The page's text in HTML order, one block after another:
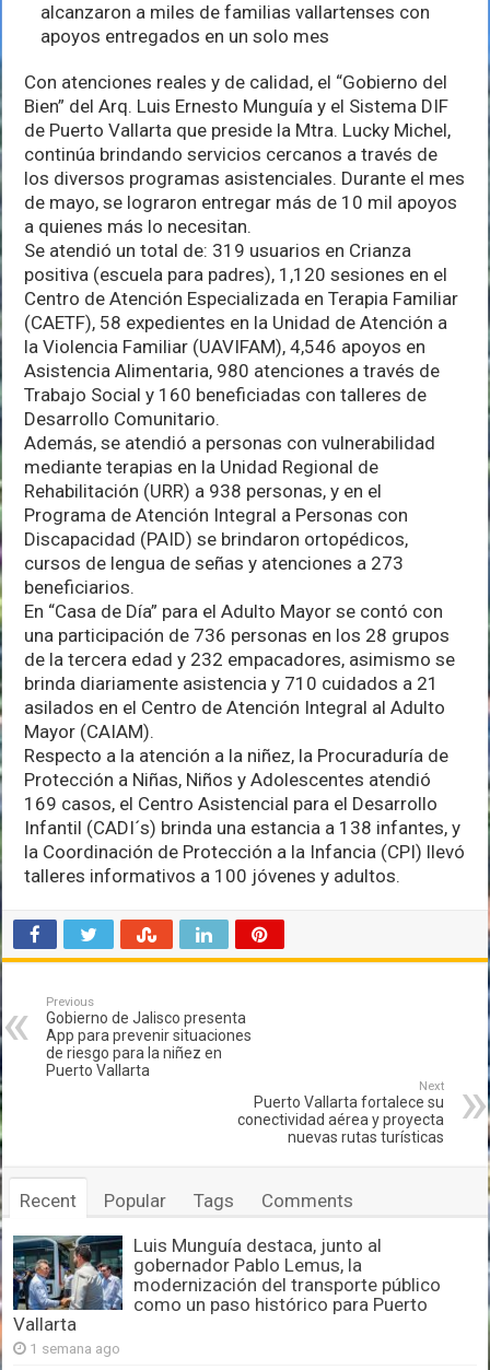
difunde:
En
DIF
entregó
más
de
10
mil
apoyos
asistenciales
alcanzaron a miles de familias vallartenses con
apoyos entregados en un solo mes
Con atenciones reales y de calidad, el “Gobierno del
Bien” del Arq. Luis Ernesto Munguía y el Sistema DIF
de Puerto Vallarta que preside la Mtra. Lucky Michel,
continúa brindando servicios cercanos a través de
los diversos programas asistenciales. Durante el mes
de mayo, se lograron entregar más de 10 mil apoyos
a quienes más lo necesitan.
Se atendió un total de: 319 usuarios en Crianza
positiva (escuela para padres), 1,120 sesiones en el
Centro de Atención Especializada en Terapia Familiar
(CAETF), 58 expedientes en la Unidad de Atención a
la Violencia Familiar (UAVIFAM), 4,546 apoyos en
Asistencia Alimentaria, 980 atenciones a través de
Trabajo Social y 160 beneficiadas con talleres de
Desarrollo Comunitario.
Además, se atendió a personas con vulnerabilidad
mediante terapias en la Unidad Regional de
Rehabilitación (URR) a 938 personas, y en el
Programa de Atención Integral a Personas con
Discapacidad (PAID) se brindaron ortopédicos,
cursos de lengua de señas y atenciones a 273
beneficiarios.
En “Casa de Día” para el Adulto Mayor se contó con
una participación de 736 personas en los 28 grupos
de la tercera edad y 232 empacadores, asimismo se
brinda diariamente asistencia y 710 cuidados a 21
asilados en el Centro de Atención Integral al Adulto
Mayor (CAIAM).
Respecto a la atención a la niñez, la Procuraduría de
Protección a Niñas, Niños y Adolescentes atendió
169 casos, el Centro Asistencial para el Desarrollo
Infantil (CADI´s) brinda una estancia a 138 infantes, y
la Coordinación de Protección a la Infancia (CPI) llevó
talleres informativos a 100 jóvenes y adultos.
Previous
Gobierno de Jalisco presenta
App para prevenir situaciones
de riesgo para la niñez en
Puerto Vallarta
Next
Puerto Vallarta fortalece su
conectividad aérea y proyecta
nuevas rutas turísticas
Recent Popular Tags Comments
Luis Munguía destaca, junto al
gobernador Pablo Lemus, la
modernización del transporte público
como un paso histórico para Puerto
Vallarta
1 semana ago